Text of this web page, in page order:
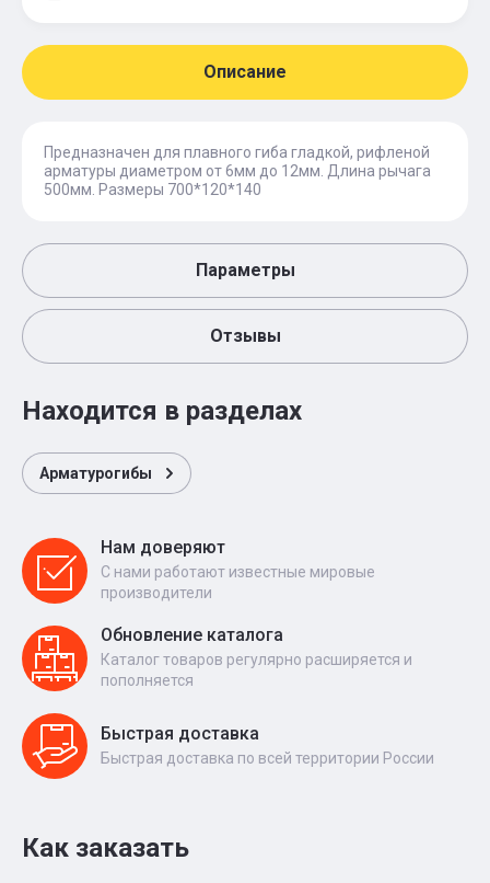
Описание
Предназначен для плавного гиба гладкой, рифленой
арматуры диаметром от 6мм до 12мм. Длина рычага
500мм. Размеры 700*120*140
Параметры
Отзывы
Находится в разделах
Арматурогибы
Нам доверяют
С нами работают известные мировые
производители
Обновление каталога
Каталог товаров регулярно расширяется и
пополняется
Быстрая доставка
Быстрая доставка по всей территории России
Как заказать